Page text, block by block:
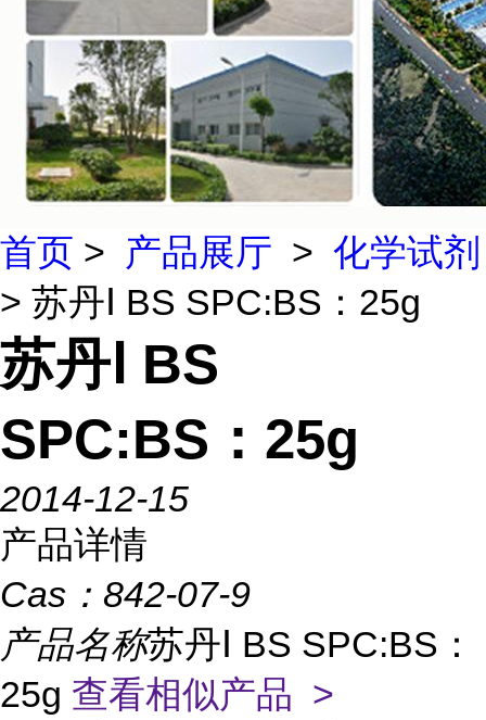
首页 > 产品展厅 > 化学试剂
> 苏丹Ⅰ BS SPC:BS：25g
苏丹Ⅰ BS
SPC:BS：25g
2014-12-15
产品详情
Cas： 842-07-9
产品名称苏丹Ⅰ BS SPC:BS：
25g 查看相似产品 >